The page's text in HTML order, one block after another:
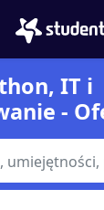
IT i
-